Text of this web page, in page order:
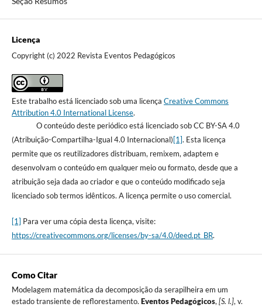
Licença
Copyright (c) 2022 Revista Eventos Pedagógicos
Este trabalho está licenciado sob uma licença Creative Commons
Attribution 4.0 International License.
O conteúdo deste periódico está licenciado sob CC BY-SA 4.0
(Atribuição-Compartilha-Igual 4.0 Internacional)[1]. Esta licença
permite que os reutilizadores distribuam, remixem, adaptem e
desenvolvam o conteúdo em qualquer meio ou formato, desde que a
atribuição seja dada ao criador e que o conteúdo modificado seja
licenciado sob termos idênticos. A licença permite o uso comercial.
[1] Para ver uma cópia desta licença, visite:
https://creativecommons.org/licenses/by-sa/4.0/deed.pt_BR.
Como Citar
Modelagem matemática da decomposição da serapilheira em um
estado transiente de reflorestamento. Eventos Pedagógicos,[S. l.], v.